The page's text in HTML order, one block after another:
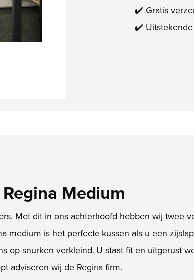
✔️ Gratis
✔️ Uitstekende
Medium
Met dit in ons achterhoofd hebben wij twee
medium is het perfecte kussen als u een
op snurken verkleind. U staat fit en uitgerust
adviseren wij de Regina firm.